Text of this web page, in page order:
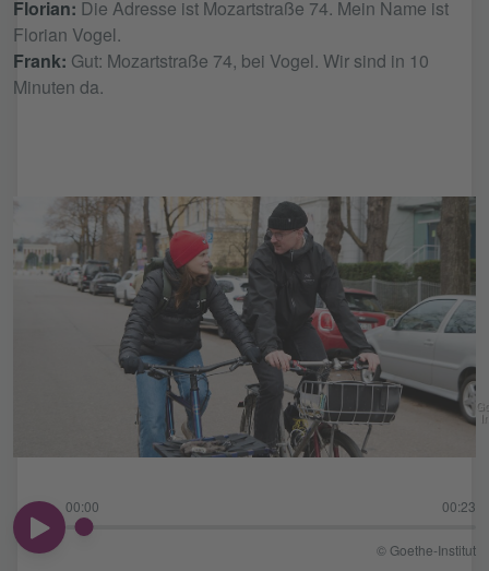
Florian: Die Adresse ist Mozartstraße 74. Mein Name ist
Florian Vogel.
Frank: Gut: Mozartstraße 74, bei Vogel. Wir sind in 10
Minuten da.
00:00 00:23
00:00
© Goethe-Institut